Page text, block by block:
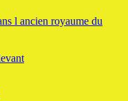
l ancien royaume du